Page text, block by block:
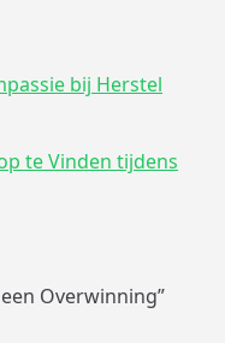
bij Herstel
te Vinden tijdens
Overwinning”